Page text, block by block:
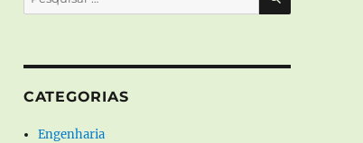
por:
CATEGORIAS
Engenharia